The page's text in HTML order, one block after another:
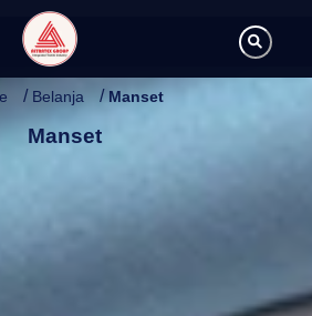
/ Belanja / Manset
Manset